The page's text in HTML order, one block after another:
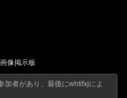
像掲示板
加者があり、最後にwhtifxjによ